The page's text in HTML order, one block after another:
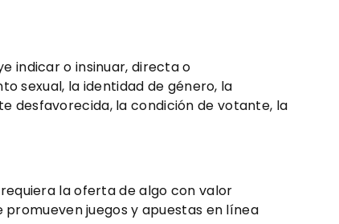
indicar o insinuar, directa o
sexual, la identidad de género, la
desfavorecida, la condición de votante, la
la oferta de algo con valor
juegos y apuestas en línea